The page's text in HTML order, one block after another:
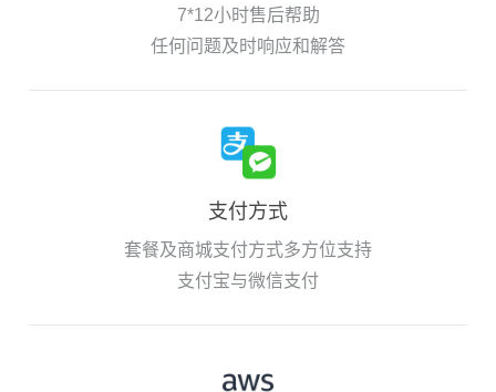
7*12小时售后帮助
任何问题及时响应和解答
支付方式
套餐及商城支付方式多方位支持
支付宝与微信支付